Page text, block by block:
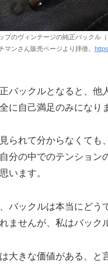
プのヴィンテージの純正バックル（
マンさん販売ページより拝借。
バックルとなると、他
に自己満足のみになり
られて分からなくても
分の中でのテンション
います。
バックルは本当にどう
ませんが、私はバック
大きな価値がある、と